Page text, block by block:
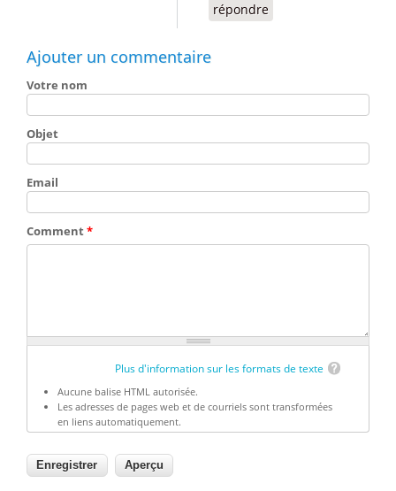
répondre
Ajouter un commentaire
Votre nom
Objet
Email
Comment*
Plus d'information sur les formats de texte
Aucune balise HTML autorisée.
Les adresses de pages web et de courriels sont transformées
en liens automatiquement.